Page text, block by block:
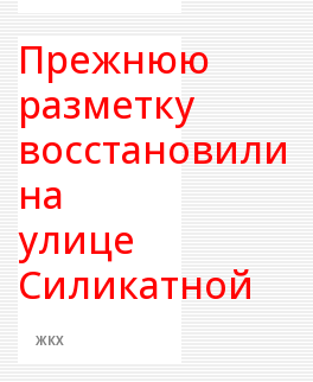
Прежнюю
разметку
восстановили
на
улице
Силикатной
ЖКХ